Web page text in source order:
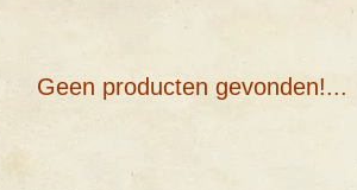
Geen producten gevonden!...